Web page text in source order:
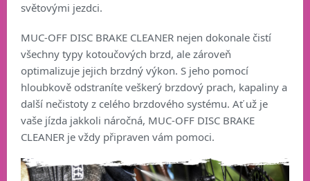
světovými jezdci.
MUC-OFF DISC BRAKE CLEANER nejen dokonale čistí
všechny typy kotoučových brzd, ale zároveň
optimalizuje jejich brzdný výkon. S jeho pomocí
hloubkově odstraníte veškerý brzdový prach, kapaliny a
další nečistoty z celého brzdového systému. Ať už je
vaše jízda jakkoli náročná, MUC-OFF DISC BRAKE
CLEANER je vždy připraven vám pomoci.